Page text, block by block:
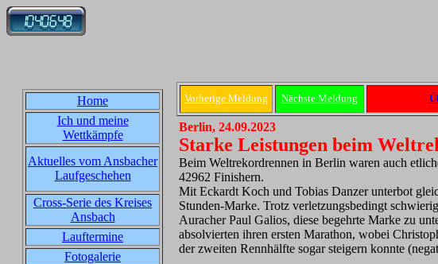
Home
Ich und meine
Wettkämpfe
Aktuelles vom Ansbacher
Laufgeschehen
Cross-Serie des Kreises
Ansbach
Lauftermine
Fotogalerie
Vorherige Meldung Nächste Meldung
Berlin, 24.09.2023
Starke Leistungen beim
Beim Weltrekordrennen in Berlin waren auch
42962 Finishern.
Mit Eckardt Koch und Tobias Danzer unterbot
Stunden-Marke. Trotz verletzungsbedingt
Auracher Paul Galios, diese begehrte Marke zu
absolvierten ihren ersten Marathon, wobei
der zweiten Rennhälfte sogar steigern konnte